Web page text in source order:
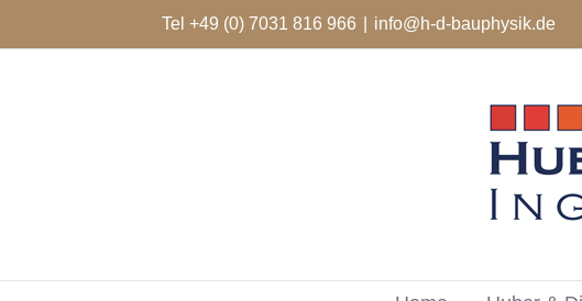
Inhalt
Tel +49 (0) 7031 816 966 info@h-d-bauphysik.de